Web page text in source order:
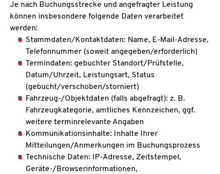
Je nach Buchungsstrecke und angefragter Leistung
können insbesondere folgende Daten verarbeitet
werden:
Stammdaten/Kontaktdaten: Name, E-Mail-Adresse,
Telefonnummer (soweit angegeben/erforderlich)
Termindaten: gebuchter Standort/Prüfstelle,
Datum/Uhrzeit, Leistungsart, Status
(gebucht/verschoben/storniert)
Fahrzeug-/Objektdaten (falls abgefragt): z. B.
Fahrzeugkategorie, amtliches Kennzeichen, ggf.
weitere terminrelevante Angaben
Kommunikationsinhalte: Inhalte Ihrer
Mitteilungen/Anmerkungen im Buchungsprozess
Technische Daten: IP-Adresse, Zeitstempel,
Geräte-/Browserinformationen,